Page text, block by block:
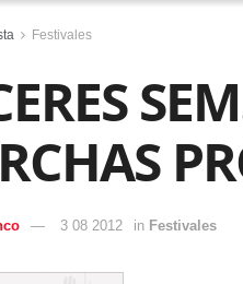
Festivales
3 08 2012 in Festivales